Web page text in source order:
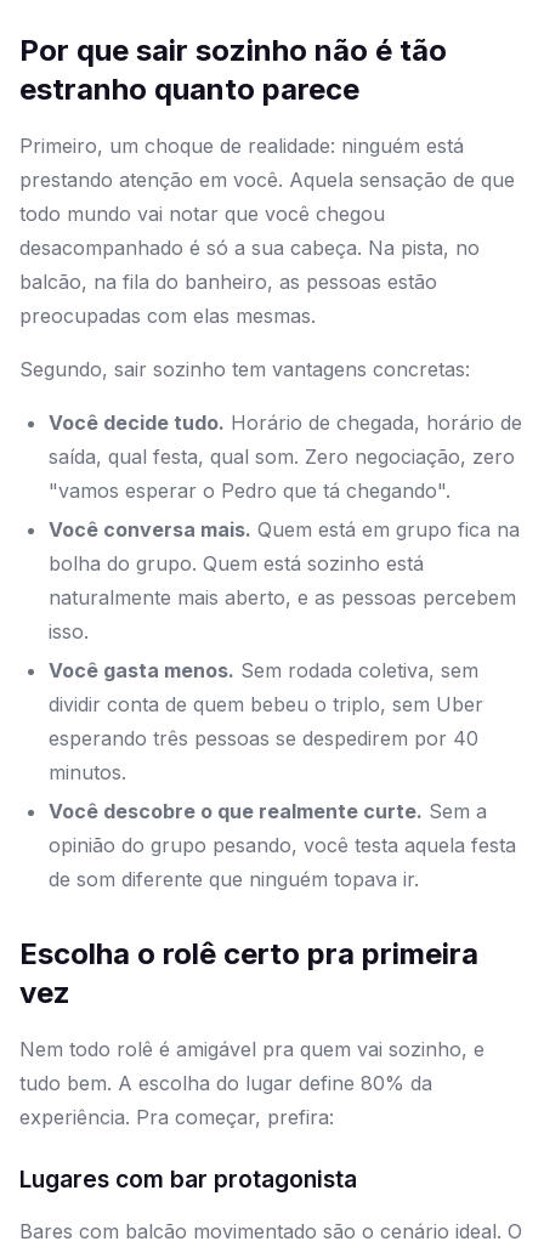
Por que sair sozinho não é tão
estranho quanto parece
Primeiro, um choque de realidade: ninguém está
prestando atenção em você. Aquela sensação de que
todo mundo vai notar que você chegou
desacompanhado é só a sua cabeça. Na pista, no
balcão, na fila do banheiro, as pessoas estão
preocupadas com elas mesmas.
Segundo, sair sozinho tem vantagens concretas:
Você decide tudo. Horário de chegada, horário de
saída, qual festa, qual som. Zero negociação, zero
"vamos esperar o Pedro que tá chegando".
Você conversa mais. Quem está em grupo fica na
bolha do grupo. Quem está sozinho está
naturalmente mais aberto, e as pessoas percebem
isso.
Você gasta menos. Sem rodada coletiva, sem
dividir conta de quem bebeu o triplo, sem Uber
esperando três pessoas se despedirem por 40
minutos.
Você descobre o que realmente curte. Sem a
opinião do grupo pesando, você testa aquela festa
de som diferente que ninguém topava ir.
Escolha o rolê certo pra primeira
vez
Nem todo rolê é amigável pra quem vai sozinho, e
tudo bem. A escolha do lugar define 80% da
experiência. Pra começar, prefira:
Lugares com bar protagonista
Bares com balcão movimentado são o cenário ideal. O